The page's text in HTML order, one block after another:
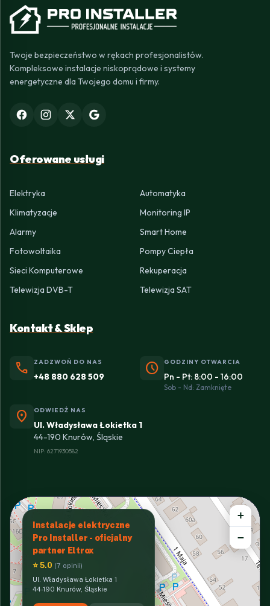
Twoje bezpieczeństwo w rękach profesjonalistów.
Kompleksowe instalacje niskoprądowe i systemy
energetyczne dla Twojego domu i firmy.
Oferowane usługi
Elektryka
Automatyka
Klimatyzacje
Monitoring IP
Alarmy
Smart Home
Fotowoltaika
Pompy Ciepła
Sieci Komputerowe
Rekuperacja
Telewizja DVB-T
Telewizja SAT
Kontakt & Sklep
phone ZADZWOŃ DO NAS
+48 880 628 509 schedule GODZINY OTWARCIA
Pn - Pt: 8:00 - 16:00
Sob - Nd: Zamknięte
location_on ODWIEDŹ NAS
Ul. Władysława Łokietka 1
44-190 Knurów, Śląskie
NIP: 6271930582
Instalacje elektryczne
Pro Installer - oficjalny
partner Eltrox
⭐ 5.0 (7 opinii)
Ul. Władysława Łokietka 1
44-190 Knurów, Śląskie
+
−